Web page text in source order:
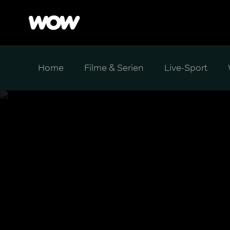
Home Filme & Serien Live-Sport